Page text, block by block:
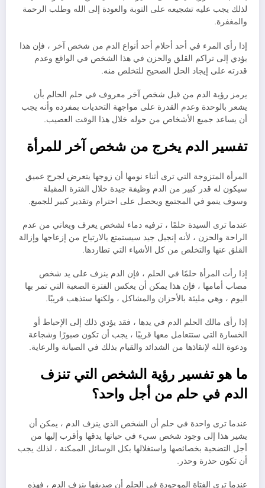
لذلك يجب عليه تشجيعه على التوبة والعودة إلى الله وطلب الرحمة
والمغفرة.
إذا رأى المرء في أحد أحلام أحد أنواع الدم من شخص آخر ، فإن هذا
يؤدي إلى تراكم القلق والحزن في هذا الشخص في الواقع وعدم
قدرته على إيجاد الحل الصحيح للتخلص منه.
يرمز رؤية الدم من قبل شخص آخر معروف في حلم الحالم بأن
يشعر بالوحدة وعدم القدرة على مواجهة التحديات بمفرده وأنه يجب
أن يساعد جميع الأشخاص من حوله خلال هذا الوقت العصيب.
تفسير الدم يخرج من شخص آخر للمرأة
المرأة المتزوجة التي ترى أثناء نومها أن زوجها يتعرض لجرح عميق
سيكون له قدر كبير من الدم وظيفة جيدة خلال الفترة المقبلة
وسوف ينمو في المجتمع ويحصل على احترام وتقدير كبير للجميع.
عندما ترى السيدة حلمًا ، ترفيه دماء لشخص يعرف ويعاني من عدم
الراحة والحزن ، لأنه إنجيل جيد سيستمتع بالارتياح من إزعاجها وإزالة
القلق عنها والتخلص من كل الأشياء التي تطاردها.
إذا رأت المرأة حلمًا في الحلم ، فإن الدم ينزف على يد شخص
مصاب أمامها ، فإن هذا يمكن أن يعكس الفترة الصعبة التي تمر بها
اليوم ، وهي مليئة بالأحزان والمشاكل ، ولكنها ستذهب قريبًا.
إذا رأى مالك الحلم الدم في يدها ، فقد يؤدي ذلك إلى الإحباط أو
الخسارة التي ستتعامل معها قريبًا ، يجب أن تكون صبورًا وشجاعة
ودعوة الله لإنقاذها من الشدائد والقيام بذلك في الصيانة والرعاية.
ما هو تفسير رؤية الشخص التي تنزف
الدم في حلم من أجل واحد؟
عندما ترى واحدة في حلم أن الشخص الذي ينزف الدم ، يمكن أن
يشير هذا إلى وجود شخص سيء في حياتها يدقها وأقرب إليها من
أجل التضحية بخصائصها واستغلالها بكل الوسائل الممكنة ، لذلك يجب
أن تكون حذرة وحذر.
عندما ترى الفتاة الموجودة في الحلم أن صديقها ينزف الدم ، فهذه